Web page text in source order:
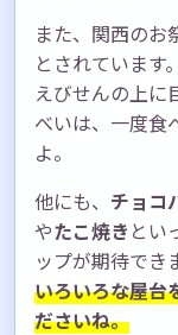
また、関西のお
とされています。
えびせんの上に
べいは、一度食
よ。
他にも、 チョコ
やたこ焼き とい
ップが期待でき
いろいろな屋台
ださいね。